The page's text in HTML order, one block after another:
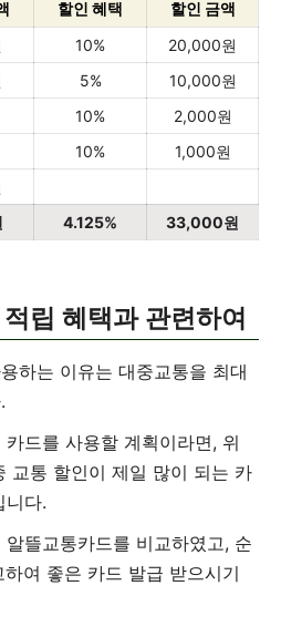
할인 혜택
할인 금액
10%
20,000원
5%
10,000원
10%
2,000원
10%
1,000원
4.125% 33,000원
립 혜택과 관련하여
하는 이유는 대중교통을 최대
드를 사용할 계획이라면, 위
교통 할인이 제일 많이 되는 카
니다.
뜰교통카드를 비교하였고, 순
여 좋은 카드 발급 받으시기